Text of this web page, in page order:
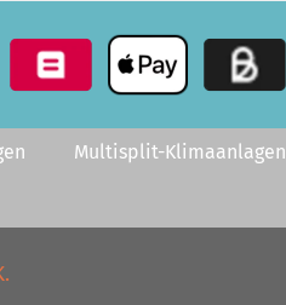
Multisplit-Klimaanlagen